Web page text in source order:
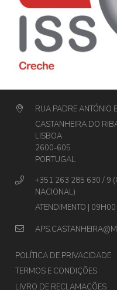
RUA PADRE ANTÓNIO
CASTANHEIRA DO
LISBOA
2600-605
PORTUGAL
+351 263 285 630 / 9
NACIONAL)
ATENDIMENTO |
POLÍTICA DE PRIVACIDADE
TERMOS E CONDIÇÕES
LIVRO DE RECLAMAÇÕES